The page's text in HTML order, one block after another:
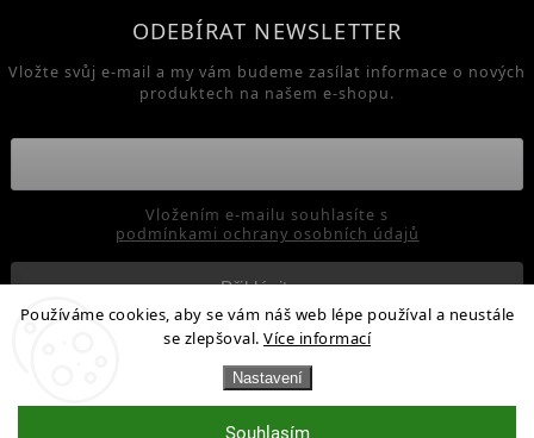
Používáme cookies, aby se vám náš web lépe používal a neustále
se zlepšoval. Více informací
Nastavení
Souhlasím
ODEBÍRAT NEWSLETTER
Vložte svůj e-mail a my vám budeme zasílat informace o nových
produktech na našem e-shopu.
podmínkami ochrany osobních údajů
Přihlásit se
Enzymy pro zdraví - Enzymel / Venzymel
Všechna práva vyhrazena.